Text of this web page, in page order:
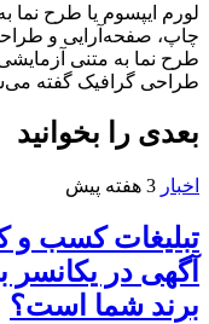
لورم ایپسوم یا طرح‌
چاپ، صفحه‌آرایی و
طرح‌ نما به متنی
طراحی گرافیک گفته
بعدی را بخوانید
اخبار 3 هفته پیش
تبلیغات کسب و
آگهی در یکانسر
برند شما است؟